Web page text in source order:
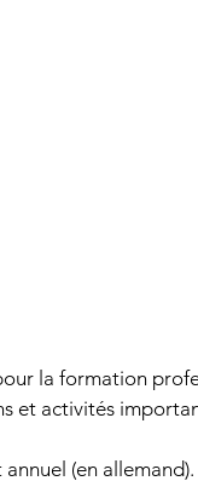
la formation
et activités
(en allemand).